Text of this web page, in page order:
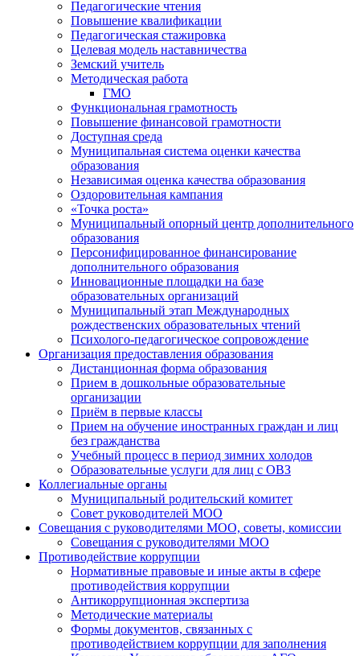
Педагогические чтения
Повышение квалификации
Педагогическая стажировка
Целевая модель наставничества
Земский учитель
Методическая работа
ГМО
Функциональная грамотность
Повышение финансовой грамотности
Доступная среда
Муниципальная система оценки качества
образования
Независимая оценка качества образования
Оздоровительная кампания
«Точка роста»
Муниципальный опорный центр дополнительного
образования
Персонифицированное финансирование
дополнительного образования
Инновационные площадки на базе
образовательных организаций
Муниципальный этап Международных
рождественских образовательных чтений
Психолого-педагогическое сопровождение
Организация предоставления образования
Дистанционная форма образования
Прием в дошкольные образовательные
организации
Приём в первые классы
Прием на обучение иностранных граждан и лиц
без гражданства
Учебный процесс в период зимних холодов
Образовательные услуги для лиц с ОВЗ
Коллегиальные органы
Муниципальный родительский комитет
Совет руководителей МОО
Совещания с руководителями МОО, советы, комиссии
Совещания с руководителями МОО
Противодействие коррупции
Нормативные правовые и иные акты в сфере
противодействия коррупции
Антикоррупционная экспертиза
Методические материалы
Формы документов, связанных с
противодействием коррупции для заполнения